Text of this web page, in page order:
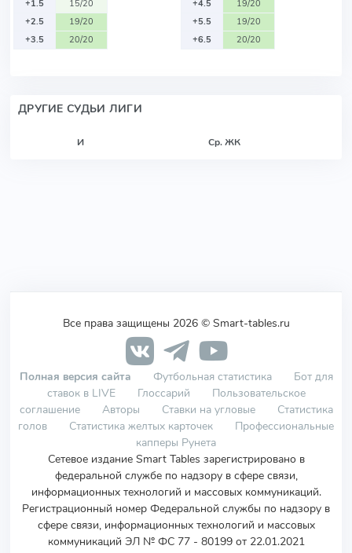
+1.5
15/20
+2.5
19/20
+3.5
20/20
+4.5
19/20
+5.5
19/20
+6.5
20/20
ДРУГИЕ СУДЬИ ЛИГИ
И Ср. ЖК
Все права защищены 2026 © Smart-tables.ru
Полная версия сайта Футбольная статистика
Бот для
ставок в LIVE
Глоссарий
Пользовательское
соглашение
Авторы Ставки на угловые
Статистика
голов
Статистика желтых карточек
Профессиональные
капперы Рунета
Сетевое издание Smart Tables зарегистрировано в
федеральной службе по надзору в сфере связи,
информационных технологий и массовых коммуникаций.
Регистрационный номер Федеральной службы по надзору в
сфере связи, информационных технологий и массовых
коммуникаций ЭЛ № ФС 77 - 80199 от 22.01.2021